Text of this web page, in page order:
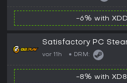
-6% with
Satisfactory PC
vor 11h DRM:
-8% with